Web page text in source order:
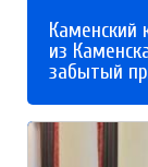
Каменский
из
забытый